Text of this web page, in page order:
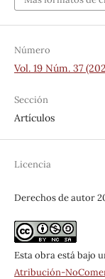
Número
Vol. 19 Núm. 37
Sección
Artículos
Licencia
Derechos de autor
Esta obra está bajo
Atribución-